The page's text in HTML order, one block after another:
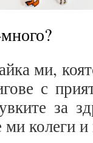
ми,
с
за
колеги